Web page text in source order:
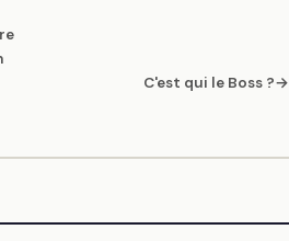
C'est qui le Boss ?→